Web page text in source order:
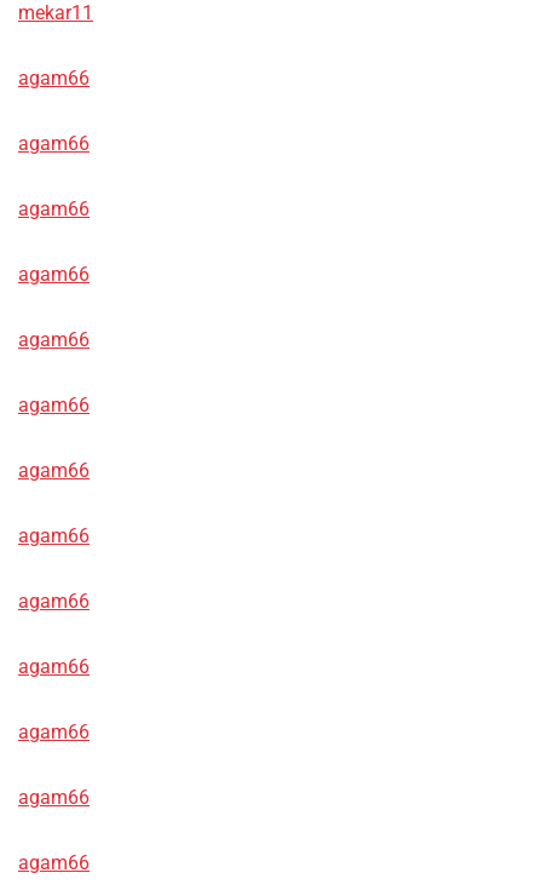
mekar11
agam66
agam66
agam66
agam66
agam66
agam66
agam66
agam66
agam66
agam66
agam66
agam66
agam66